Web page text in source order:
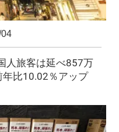
人旅客は延べ857万
比10.02％アップ